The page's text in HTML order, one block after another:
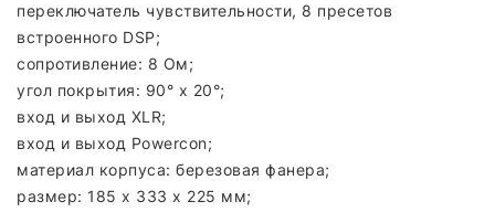
переключатель чувствительности, 8 пресетов
встроенного DSP;
сопротивление: 8 Ом;
угол покрытия: 90° х 20°;
вход и выход XLR;
вход и выход Powercon;
материал корпуса: березовая фанера;
размер: 185 x 333 x 225 мм;